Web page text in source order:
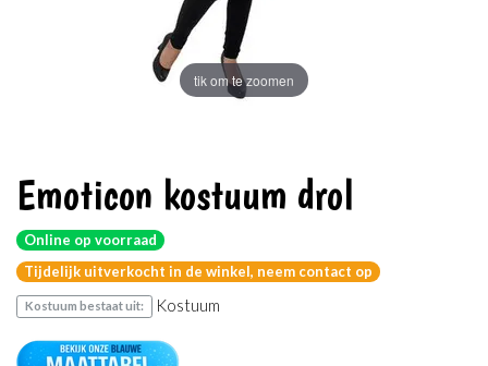
tik om te zoomen
Emoticon kostuum drol
Online op voorraad
Tijdelijk uitverkocht in de winkel, neem contact op
Kostuum bestaat uit: Kostuum